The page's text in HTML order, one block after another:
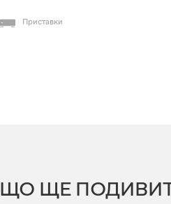
Приставки
ЩО ЩЕ